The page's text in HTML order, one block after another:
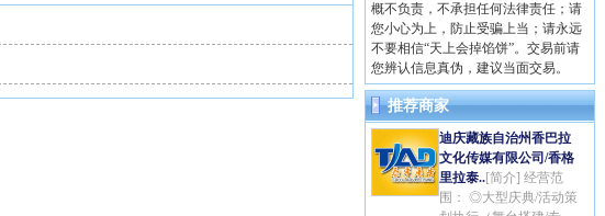
概不负责，不承担任何法律责任；请
您小心为上，防止受骗上当；请永远
不要相信“天上会掉馅饼”。交易前请
您辨认信息真伪，建议当面交易。
推荐商家
迪庆藏族自治州香巴拉
文化传媒有限公司/香格
里拉泰..[简介] 经营范
围： ◎大型庆典/活动策